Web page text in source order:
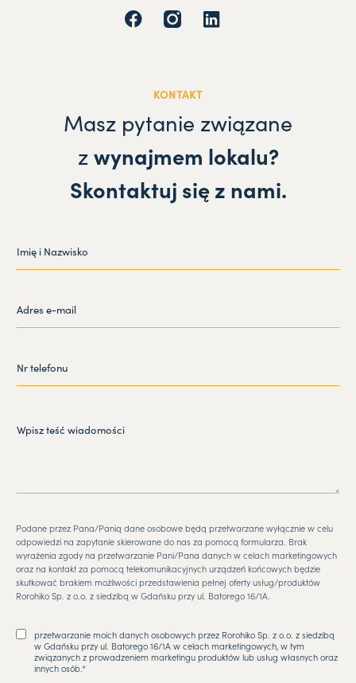
KONTAKT
Masz pytanie związane
zwynajmem lokalu?
Skontaktuj się z nami.
Podane przez Pana/Panią dane osobowe będą przetwarzane wyłącznie w celu
odpowiedzi na zapytanie skierowane do nas za pomocą formularza. Brak
wyrażenia zgody na przetwarzanie Pani/Pana danych w celach marketingowych
oraz na kontakt za pomocą telekomunikacyjnych urządzeń końcowych będzie
skutkować brakiem możliwości przedstawienia pełnej oferty usług/produktów
Rorohiko Sp. z o.o. z siedzibą w Gdańsku przy ul. Batorego 16/1A.
przetwarzanie moich danych osobowych przez Rorohiko Sp. z o.o. z siedzibą
w Gdańsku przy ul. Batorego 16/1A w celach marketingowych, w tym
związanych z prowadzeniem marketingu produktów lub usług własnych oraz
innych osób.*